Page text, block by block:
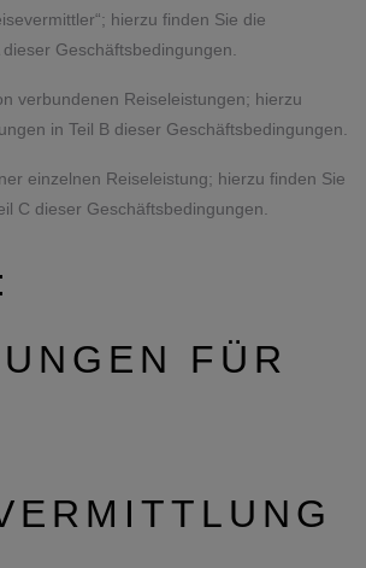
hierzu finden Sie die
Geschäftsbedingungen.
verbundenen Reiseleistungen; hierzu
in Teil B dieser Geschäftsbedingungen.
einzelnen Reiseleistung; hierzu finden Sie
C dieser Geschäftsbedingungen.
FÜR